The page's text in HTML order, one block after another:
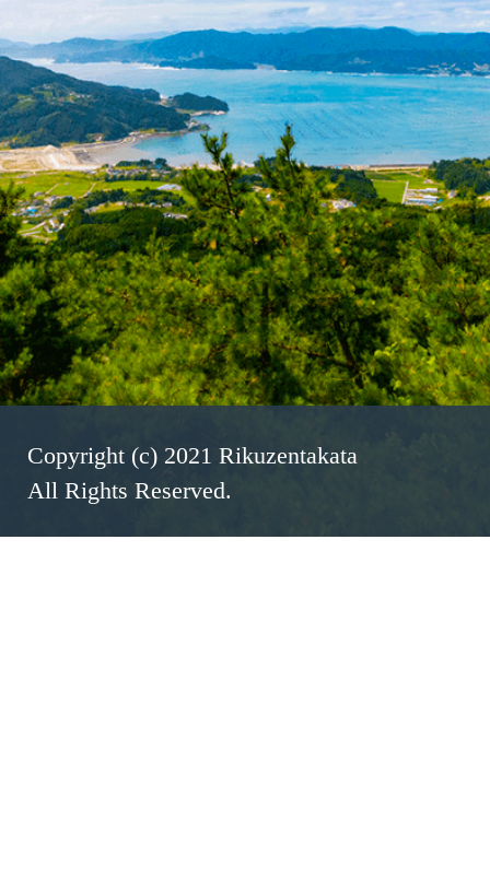
Copyright (c) 2021 Rikuzentakata
All Rights Reserved.